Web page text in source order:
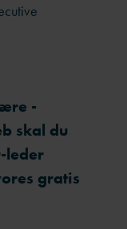
-
skal du
leder
gratis